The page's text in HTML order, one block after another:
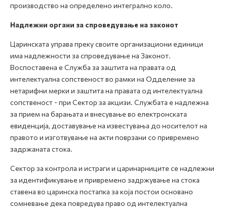
производство на определено интегрално коло.
Надлежни органи за спроведување на законот
Царинската управа преку своите организациони единици
има надлежности за спроведување на Законот.
Воспоставена е Служба за заштита на правата од
интелектуална сопственост во рамки на Одделение за
нетарифни мерки и заштита на правата од интелектуална
сопственост - при Сектор за акцизи. Службата е надлежна
за прием на барањата и внесување во електронската
евиденција, доставување на известувања до носителот на
правото и изготвување на акти поврзани со привремено
задржаната стока.
Сектор за контрола и истраги и царинарниците се надлежни
за идентификување и привремено задржување на стока
ставена во царинска постапка за која постои основано
сомневање дека повредува право од интелектуална